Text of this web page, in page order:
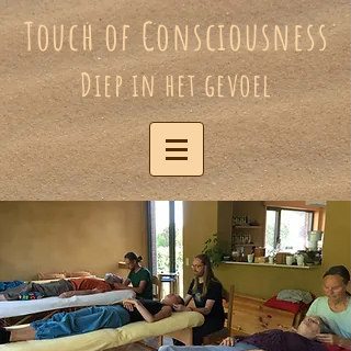
Touch of Consciousness
Diep in het gevoel